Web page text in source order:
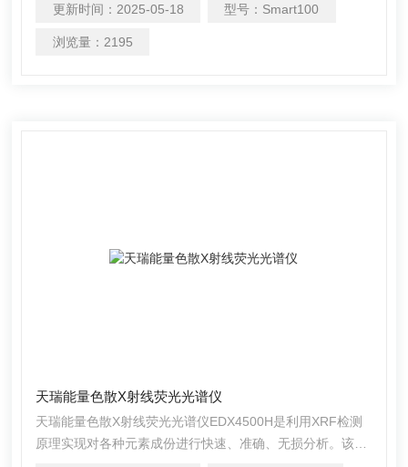
金属含量。同时，具备二维移动平台及高清工业摄像头，实
现样品准确定位（可对99.99%黄金进行有效分析）。
更新时间： 2025-05-18 型号： Smart100
浏览量： 2195
天瑞能量色散X射线荧光光谱仪
天瑞能量色散X射线荧光光谱仪EDX4500H是利用XRF检测
原理实现对各种元素成份进行快速、准确、无损分析。该仪